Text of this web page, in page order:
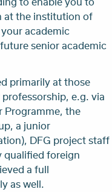
at the institution of
academic
senior academic
primarily at those
e.g. via
Programme, the
a junior
DFG project staff
qualified foreign
a full
as well.